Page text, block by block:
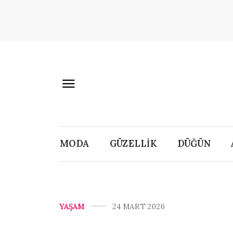
MODA GÜZELLİK DÜĞÜN
YAŞAM 24 MART 2026